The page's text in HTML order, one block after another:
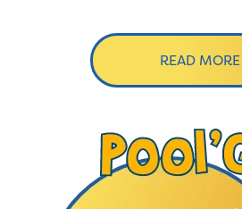
READ MORE